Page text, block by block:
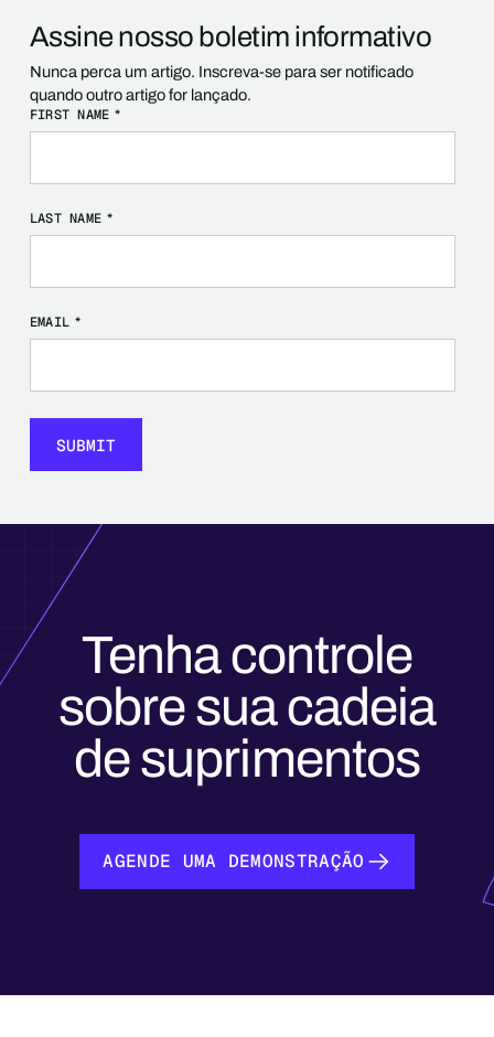
Assine nosso boletim informativo
Nunca perca um artigo. Inscreva-se para ser notificado
quando outro artigo for lançado.
FIRST NAME *
LAST NAME *
EMAIL *
Tenha controle
sobre sua cadeia
de suprimentos
AGENDE UMA DEMONSTRAÇÃO
AGENDE UMA DEMONSTRAÇÃO